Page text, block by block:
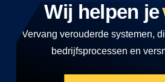
Wij helpen je
Vervang verouderde systemen,
bedrijfsprocessen en